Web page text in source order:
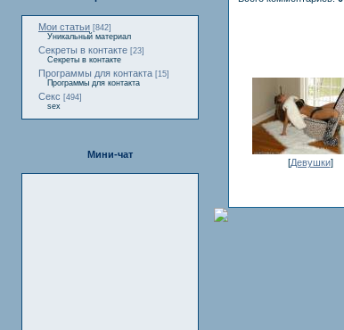
Мои статьи [842]
Уникальный материал
Секреты в контакте [23]
Секреты в контакте
Программы для контакта [15]
Программы для контакта
Секс [494]
sex
Мини-чат
[Девушки]